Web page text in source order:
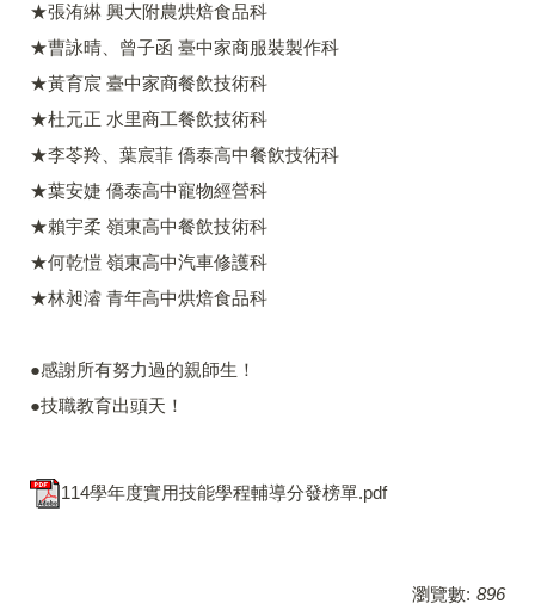
★張洧綝 興大附農烘焙食品科
★曹詠晴、曾子函 臺中家商服裝製作科
★黃育宸 臺中家商餐飲技術科
★杜元正 水里商工餐飲技術科
★李苓羚、葉宸菲 僑泰高中餐飲技術科
★葉安婕 僑泰高中寵物經營科
★賴宇柔 嶺東高中餐飲技術科
★何乾愷 嶺東高中汽車修護科
★林昶濬 青年高中烘焙食品科
●感謝所有努力過的親師生！
●技職教育出頭天！
114學年度實用技能學程輔導分發榜單.pdf
瀏覽數: 896